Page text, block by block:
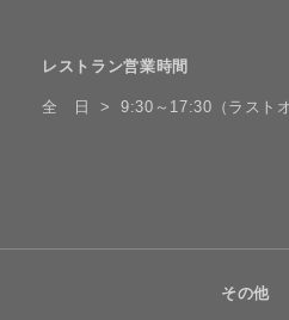
レストラン営業時間
全 日 9:30～17:30（ラスト
その他